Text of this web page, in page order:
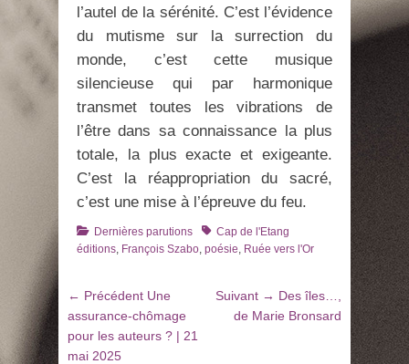
l’autel de la sérénité. C’est l’évidence
du mutisme sur la surrection du
monde, c’est cette musique
silencieuse qui par harmonique
transmet toutes les vibrations de
l’être dans sa connaissance la plus
totale, la plus exacte et exigeante.
C’est la réappropriation du sacré,
c’est une mise à l’épreuve du feu.
Catégories
Dernières parutions TagsCap de l'Etang
éditions François Szabo poésie Ruée vers l'Or
Navigation
de
l’article
← Précédent Article
précédent
:
Une
assurance-chômage
pour les auteurs ? | 21
mai 2025
Suivant → Article
suivant
Des îles…,
de Marie Bronsard